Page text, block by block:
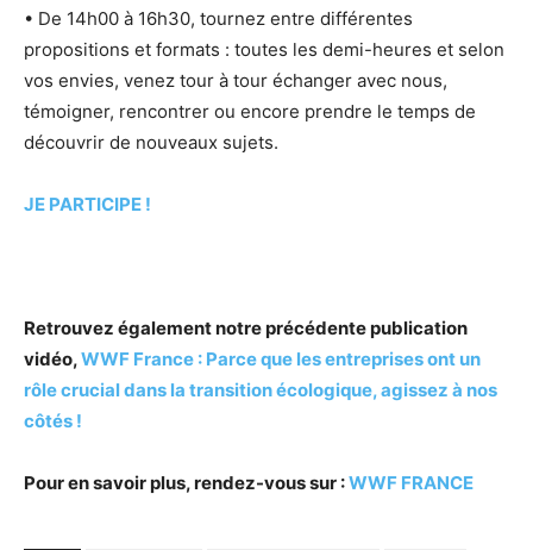
• De 14h00 à 16h30, tournez entre différentes
propositions et formats : toutes les demi-heures et selon
vos envies, venez tour à tour échanger avec nous,
témoigner, rencontrer ou encore prendre le temps de
découvrir de nouveaux sujets.
JE PARTICIPE !
Retrouvez également notre précédente publication
vidéo,WWF France : Parce que les entreprises ont un
rôle crucial dans la transition écologique, agissez à nos
côtés !
Pour en savoir plus, rendez-vous sur :WWF FRANCE